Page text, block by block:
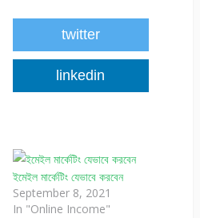
twitter
linkedin
ইমেইল মার্কেটিং যেভাবে করবেন
September 8, 2021
In "Online Income"